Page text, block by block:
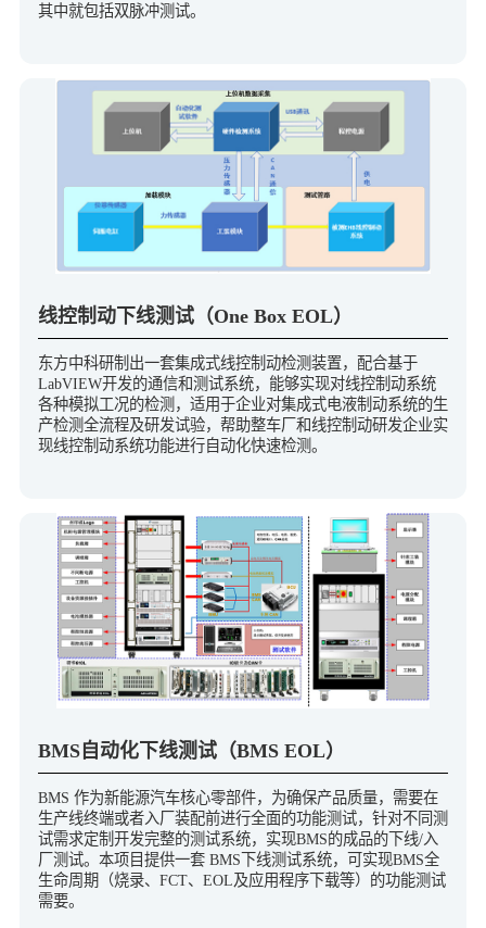
其中就包括双脉冲测试。
线控制动下线测试（One Box EOL）
东方中科研制出⼀套集成式线控制动检测装置，配合基于
LabVIEW开发的通信和测试系统，能够实现对线控制动系统
各种模拟工况的检测，适用于企业对集成式电液制动系统的生
产检测全流程及研发试验，帮助整车厂和线控制动研发企业实
现线控制动系统功能进行自动化快速检测。
BMS自动化下线测试（BMS EOL）
BMS 作为新能源汽车核心零部件，为确保产品质量，需要在
生产线终端或者入厂装配前进行全面的功能测试，针对不同测
试需求定制开发完整的测试系统，实现BMS的成品的下线/入
厂测试。本项目提供⼀套 BMS下线测试系统，可实现BMS全
生命周期（烧录、FCT、EOL及应⽤程序下载等）的功能测试
需要。